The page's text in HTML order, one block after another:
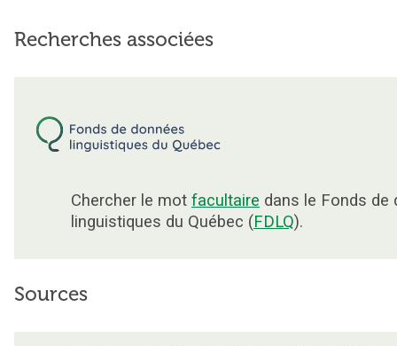
Recherches associées
Chercher le mot facultaire dans le Fonds de
linguistiques du Québec (FDLQ).
Sources